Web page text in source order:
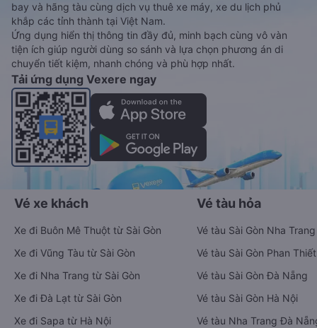
bay và hãng tàu cùng dịch vụ thuê xe máy, xe du lịch phủ
khắp các tỉnh thành tại Việt Nam.
Ứng dụng hiển thị thông tin đầy đủ, minh bạch cùng vô vàn
tiện ích giúp người dùng so sánh và lựa chọn phương án di
chuyển tiết kiệm, nhanh chóng và phù hợp nhất.
Tải ứng dụng Vexere ngay
Vé xe khách
Xe đi Buôn Mê Thuột từ Sài Gòn
Xe đi Vũng Tàu từ Sài Gòn
Xe đi Nha Trang từ Sài Gòn
Xe đi Đà Lạt từ Sài Gòn
Xe đi Sapa từ Hà Nội
Vé tàu hỏa
Vé tàu Sài Gòn Nha Trang
Vé tàu Sài Gòn Phan Thiết
Vé tàu Sài Gòn Đà Nẵng
Vé tàu Sài Gòn Hà Nội
Vé tàu Nha Trang Đà